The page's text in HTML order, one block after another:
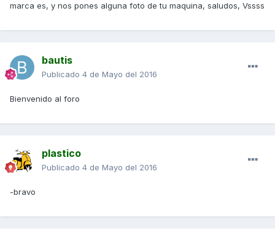
marca es, y nos pones alguna foto de tu maquina, saludos, Vssss
bautis
Publicado 4 de Mayo del 2016
Bienvenido al foro
plastico
Publicado 4 de Mayo del 2016
-bravo